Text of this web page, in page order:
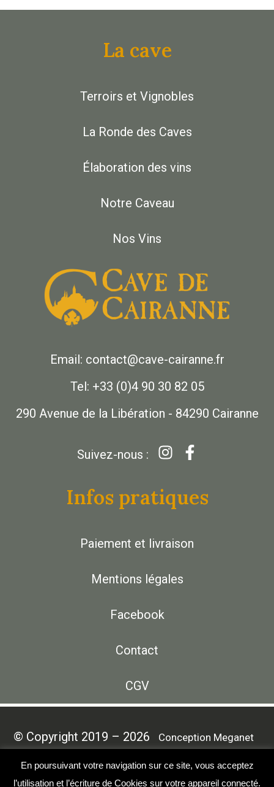
La cave
Terroirs et Vignobles
La Ronde des Caves
Élaboration des vins
Notre Caveau
Nos Vins
Email: contact@cave-cairanne.fr
Tel: +33 (0)4 90 30 82 05
290 Avenue de la Libération - 84290 Cairanne
Suivez-nous :
Infos pratiques
Paiement et livraison
Mentions légales
Facebook
Contact
CGV
© Copyright 2019 – 2026
Cave de Cairanne. Tous
droits réservés.
Conception Meganet
Mentions Légales
En poursuivant votre navigation sur ce site, vous acceptez
l’utilisation et l’écriture de Cookies sur votre appareil connecté.